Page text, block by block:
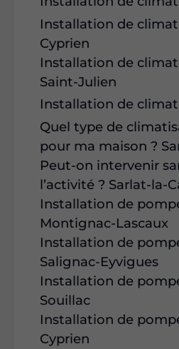
Installation de
Cyprien
Installation de
Saint-Julien
Installation de
Quel type de
pour ma maison ?
Peut-on intervenir
l’activité ? Sarlat-la-
Installation de
Montignac-Lascaux
Installation de
Salignac-Eyvigues
Installation de
Souillac
Installation de
Cyprien